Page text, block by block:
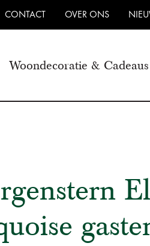
CONTACT OVER ONS
Woondecoratie & Cadeaus